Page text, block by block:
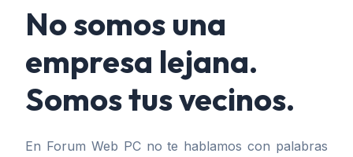
No somos una
empresa lejana.
Somos tus vecinos.
En Forum Web PC no te hablamos con palabras